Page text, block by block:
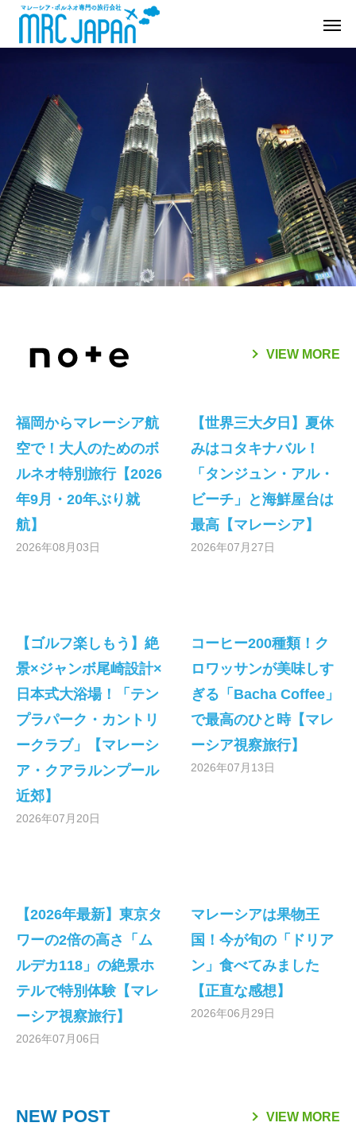
VIEW MORE
福岡からマレーシア航
空で！大人のためのボ
ルネオ特別旅行【2026
年9月・20年ぶり就
航】
2026年08月03日
【世界三大夕日】夏休
みはコタキナバル！
「タンジュン・アル・
ビーチ」と海鮮屋台は
最高【マレーシア】
2026年07月27日
【ゴルフ楽しもう】絶
景×ジャンボ尾崎設計×
日本式大浴場！「テン
プラパーク・カントリ
ークラブ」【マレーシ
ア・クアラルンプール
近郊】
2026年07月20日
コーヒー200種類！ク
ロワッサンが美味しす
ぎる「Bacha Coffee」
で最高のひと時【マレ
ーシア視察旅行】
2026年07月13日
【2026年最新】東京タ
ワーの2倍の高さ「ム
ルデカ118」の絶景ホ
テルで特別体験【マレ
ーシア視察旅行】
2026年07月06日
マレーシアは果物王
国！今が旬の「ドリア
ン」食べてみました
【正直な感想】
2026年06月29日
NEW POST VIEW MORE
2026」で2冠達成
マレーシア短期留学モニタ
修が取材紹介されました】
州 「サステナビリティ料
リゾート 休業のお知らせ
（2025年10月1日～）の燃
ェット機運航便 ターミナ